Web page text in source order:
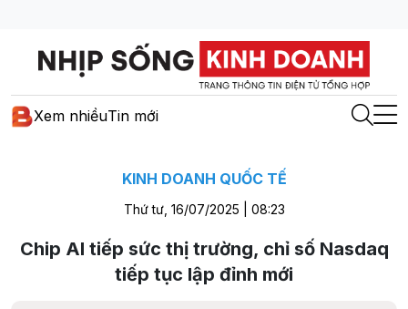
Xem nhiềuTin mới
KINH DOANH QUỐC TẾ
Thứ tư, 16/07/2025 | 08:23
Chip AI tiếp sức thị trường, chỉ số Nasdaq
tiếp tục lập đỉnh mới